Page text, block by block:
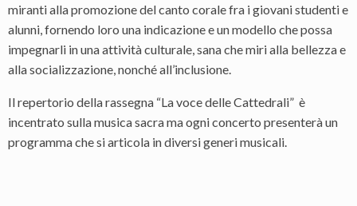
miranti alla promozione del canto corale fra i giovani studenti e
alunni, fornendo loro una indicazione e un modello che possa
impegnarli in una attività culturale, sana che miri alla bellezza e
alla socializzazione, nonché all’inclusione.
Il repertorio della rassegna “La voce delle Cattedrali” è
incentrato sulla musica sacra ma ogni concerto presenterà un
programma che si articola in diversi generi musicali.